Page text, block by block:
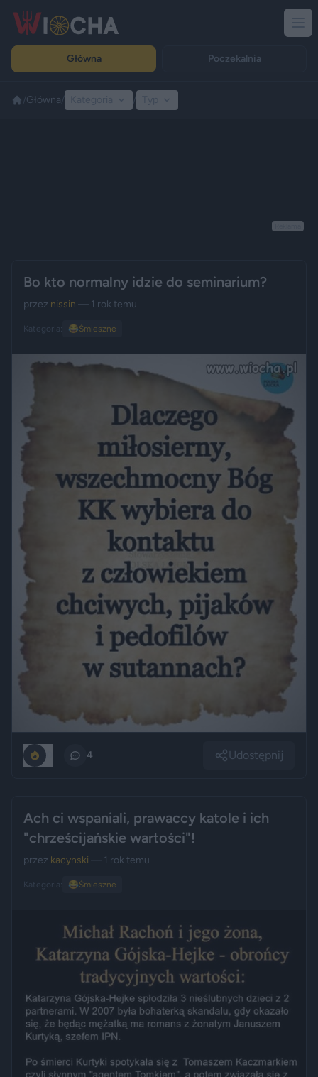
Główna Poczekalnia
Główna
Bo kto normalny idzie do seminarium?
przez nissin — 1 rok temu
Kategoria: 😂Śmieszne
4 Udostępnij
Ach ci wspaniali, prawaccy katole i ich
"chrześcijańskie wartości"!
przez kacynski — 1 rok temu
Kategoria: 😂Śmieszne